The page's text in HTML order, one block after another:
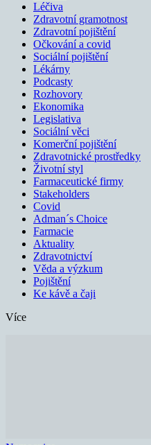
Léčiva
Zdravotní gramotnost
Zdravotní pojištění
Očkování a covid
Sociální pojištění
Lékárny
Podcasty
Rozhovory
Ekonomika
Legislativa
Sociální věci
Komerční pojištění
Zdravotnické prostředky
Životní styl
Farmaceutické firmy
Stakeholders
Covid
Adman´s Choice
Farmacie
Aktuality
Zdravotnictví
Věda a výzkum
Pojištění
Ke kávě a čaji
Více